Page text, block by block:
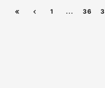
どれかを一つでいいか
1 ... 36